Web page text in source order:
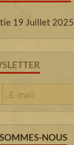
19 Juillet 2025
NOUS